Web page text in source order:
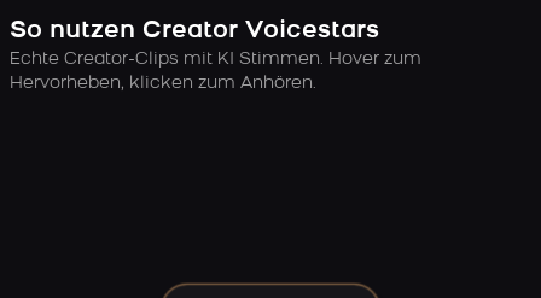
So nutzen Creator Voicestars
Echte Creator-Clips mit KI Stimmen. Hover zum
Hervorheben, klicken zum Anhören.